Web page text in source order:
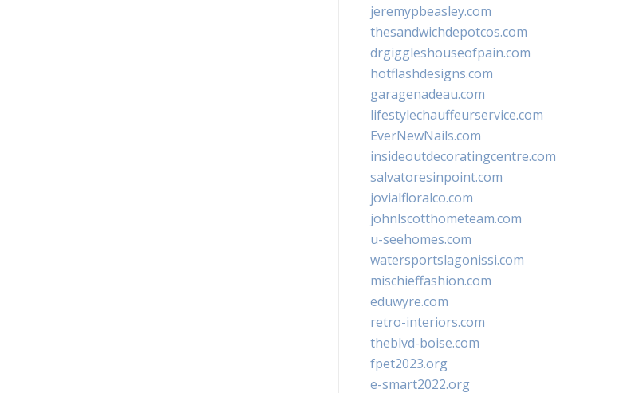
jeremypbeasley.com
thesandwichdepotcos.com
drgiggleshouseofpain.com
hotflashdesigns.com
garagenadeau.com
lifestylechauffeurservice.com
EverNewNails.com
insideoutdecoratingcentre.com
salvatoresinpoint.com
jovialfloralco.com
johnlscotthometeam.com
u-seehomes.com
watersportslagonissi.com
mischieffashion.com
eduwyre.com
retro-interiors.com
theblvd-boise.com
fpet2023.org
e-smart2022.org